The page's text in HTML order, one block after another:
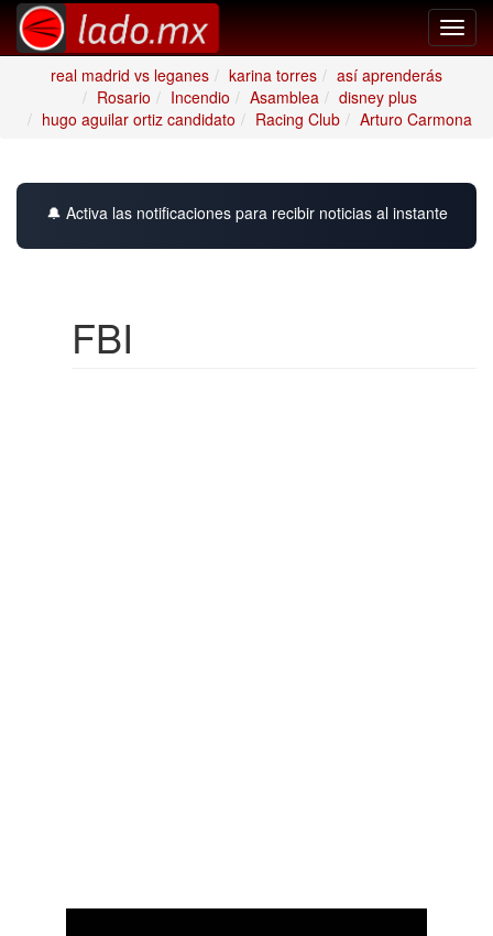
real madrid vs leganes
karina torres
así aprenderás
Rosario
Incendio Asamblea
disney plus
hugo aguilar ortiz candidato
Racing Club Arturo Carmona
🔔 Activa las notificaciones para recibir noticias al instante
FBI